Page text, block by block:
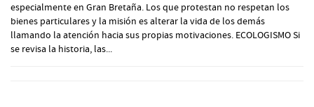
especialmente en Gran Bretaña. Los que protestan no respetan los
bienes particulares y la misión es alterar la vida de los demás
llamando la atención hacia sus propias motivaciones. ECOLOGISMO Si
se revisa la historia, las...